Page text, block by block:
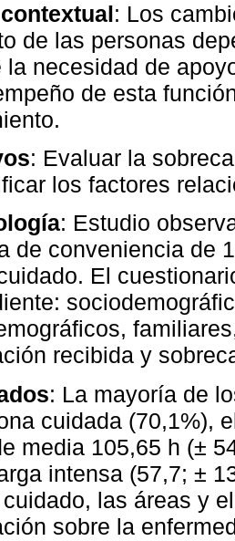
: Los
de las personas
la necesidad de
de esta
: Evaluar la
los factores
: Estudio
de conveniencia de
El
recibida y
: La mayoría de
cuidada (70,1%),
media 105,65 h (±
intensa (57,7; ±
las áreas y
sobre la